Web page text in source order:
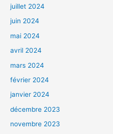
juillet 2024
juin 2024
mai 2024
avril 2024
mars 2024
février 2024
janvier 2024
décembre 2023
novembre 2023